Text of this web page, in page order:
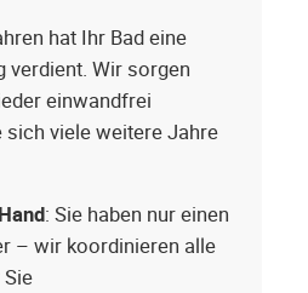
hat Ihr Bad eine
verdient. Wir sorgen
einwandfrei
viele weitere Jahre
: Sie haben nur einen
– wir koordinieren alle